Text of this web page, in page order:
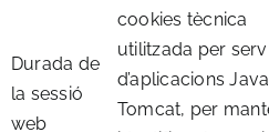
Durada de
la sessió
web
cookies tècnica
utilitzada per
d’aplicacions
Tomcat, per